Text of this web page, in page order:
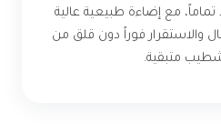
تماماً، مع إضاءة طبيعية عالية
والاستقرار فوراً دون قلق من
متبقية.